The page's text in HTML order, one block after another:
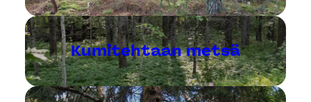
Kumitehtaan metsä